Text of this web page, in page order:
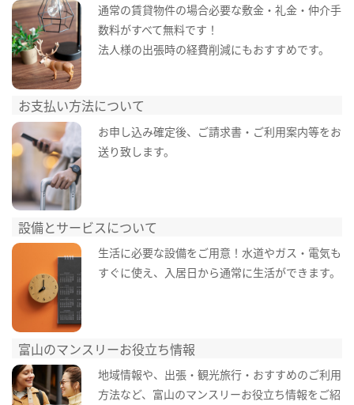
通常の賃貸物件の場合必要な敷金・礼金・仲介手
数料がすべて無料です！
法人様の出張時の経費削減にもおすすめです。
お支払い方法について
お申し込み確定後、ご請求書・ご利用案内等をお
送り致します。
設備とサービスについて
生活に必要な設備をご用意！水道やガス・電気も
すぐに使え、入居日から通常に生活ができます。
富山のマンスリーお役立ち情報
地域情報や、出張・観光旅行・おすすめのご利用
方法など、富山のマンスリーお役立ち情報をご紹